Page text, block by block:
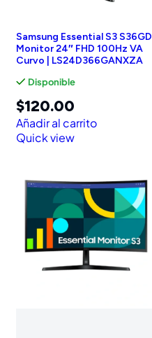
Samsung Essential S3 S36GD
Monitor 24″ FHD 100Hz VA
Curvo | LS24D366GANXZA
Disponible
$120.00
Añadir al carrito
Quick view